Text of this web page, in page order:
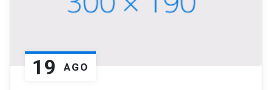
19 AGO